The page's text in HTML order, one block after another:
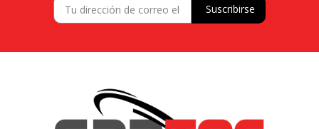
Suscribirse